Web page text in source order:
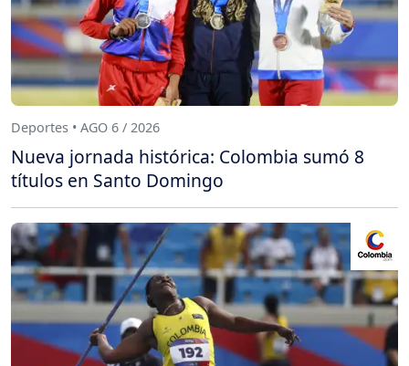
Deportes • AGO 6 / 2026
Nueva jornada histórica: Colombia sumó 8
títulos en Santo Domingo